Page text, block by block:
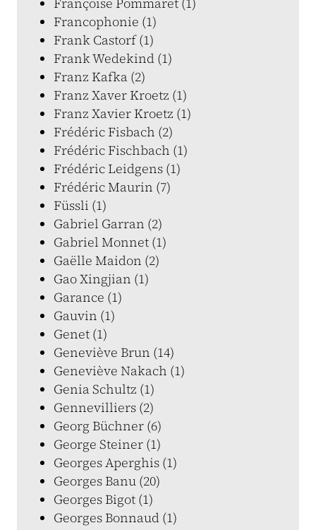
Francophonie (1)
Frank Castorf (1)
Frank Wedekind (1)
Franz Kafka (2)
Franz Xaver Kroetz (1)
Franz Xavier Kroetz (1)
Frédéric Fisbach (2)
Frédéric Fischbach (1)
Frédéric Leidgens (1)
Frédéric Maurin (7)
Füssli (1)
Gabriel Garran (2)
Gabriel Monnet (1)
Gaëlle Maidon (2)
Gao Xingjian (1)
Garance (1)
Gauvin (1)
Genet (1)
Geneviève Brun (14)
Geneviève Nakach (1)
Genia Schultz (1)
Gennevilliers (2)
Georg Büchner (6)
George Steiner (1)
Georges Aperghis (1)
Georges Banu (20)
Georges Bigot (1)
Georges Bonnaud (1)